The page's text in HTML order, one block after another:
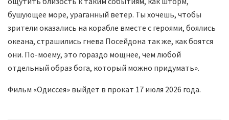
бушующее море, ураганный ветер. Ты хочешь, чтобы
зрители оказались на корабле вместе с героями, боялись
океана, страшились гнева Посейдона так же, как боятся
они. По-моему, это гораздо мощнее, чем любой
отдельный образ бога, который можно придумать».
Фильм «Одиссея» выйдет в прокат 17 июля 2026 года.